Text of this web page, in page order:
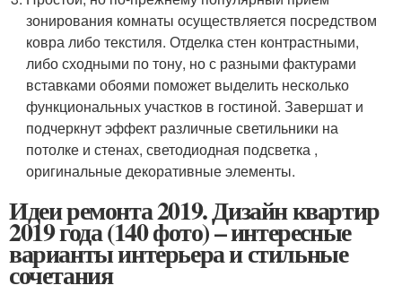
зонирования комнаты осуществляется посредством
ковра либо текстиля. Отделка стен контрастными,
либо сходными по тону, но с разными фактурами
вставками обоями поможет выделить несколько
функциональных участков в гостиной. Завершат и
подчеркнут эффект различные светильники на
потолке и стенах, светодиодная подсветка ,
оригинальные декоративные элементы.
Идеи ремонта 2019. Дизайн квартир
2019 года (140 фото) – интересные
варианты интерьера и стильные
сочетания